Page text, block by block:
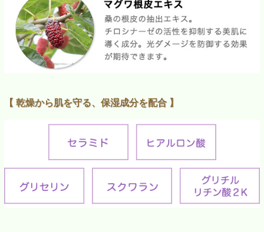
【 乾燥から肌を守る、保湿成分を配合 】